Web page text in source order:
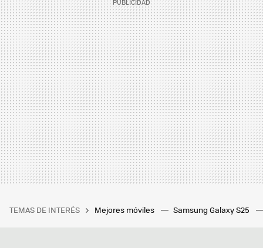
TEMAS DE INTERÉS Mejores móviles Samsung Galaxy S25